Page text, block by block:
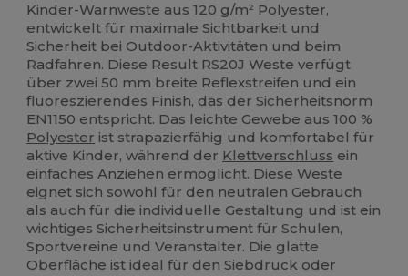
Kinder-Warnweste aus 120 g/m² Polyester,
entwickelt für maximale Sichtbarkeit und
Sicherheit bei Outdoor-Aktivitäten und beim
Radfahren. Diese Result RS20J Weste verfügt
über zwei 50 mm breite Reflexstreifen und ein
fluoreszierendes Finish, das der Sicherheitsnorm
EN1150 entspricht. Das leichte Gewebe aus 100 %
Polyester ist strapazierfähig und komfortabel für
aktive Kinder, während der Klettverschluss ein
einfaches Anziehen ermöglicht. Diese Weste
eignet sich sowohl für den neutralen Gebrauch
als auch für die individuelle Gestaltung und ist ein
wichtiges Sicherheitsinstrument für Schulen,
Sportvereine und Veranstalter. Die glatte
Oberfläche ist ideal für denSiebdruck oder